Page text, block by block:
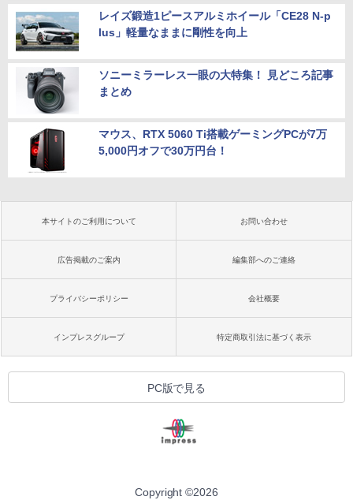
レイズ鍛造1ピースアルミホイール「CE28 N-p
lus」軽量なままに剛性を向上
ソニーミラーレス一眼の大特集！ 見どころ記事
まとめ
マウス、RTX 5060 Ti搭載ゲーミングPCが7万
5,000円オフで30万円台！
本サイトのご利用について お問い合わせ
広告掲載のご案内 編集部へのご連絡
プライバシーポリシー 会社概要
インプレスグループ 特定商取引法に基づく表示
PC版で見る
Copyright ©2026